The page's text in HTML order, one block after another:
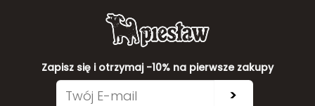
Zapisz się i otrzymaj -10% na pierwsze zakupy
>